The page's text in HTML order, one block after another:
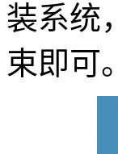
装系统
束即可。